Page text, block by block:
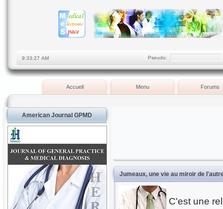
Pseudo:
Accueil Menu Forums
American Journal GPMD
Jumeaux, une vie au miroir de
C'est une